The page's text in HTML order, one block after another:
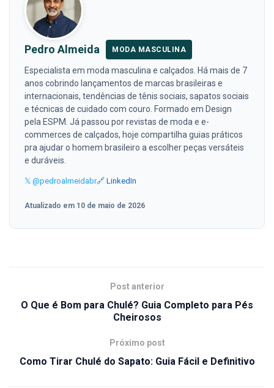
Pedro Almeida MODA MASCULINA
Especialista em moda masculina e calçados. Há mais de 7
anos cobrindo lançamentos de marcas brasileiras e
internacionais, tendências de tênis sociais, sapatos sociais
e técnicas de cuidado com couro. Formado em Design
pela ESPM. Já passou por revistas de moda e e-
commerces de calçados, hoje compartilha guias práticos
pra ajudar o homem brasileiro a escolher peças versáteis
e duráveis.
𝕏 @pedroalmeidabr🔗 LinkedIn
Atualizado em 10 de maio de 2026
Post anterior
O Que é Bom para Chulé? Guia Completo para Pés
Cheirosos
Próximo post
Como Tirar Chulé do Sapato: Guia Fácil e Definitivo